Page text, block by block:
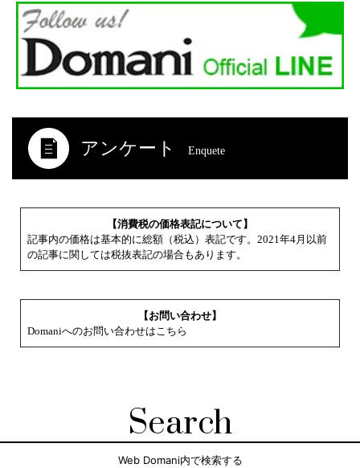
アンケート Enquete
【消費税の価格表記について】
記事内の価格は基本的に総額（税込）表記です。2021年4月以前
の記事に関しては税抜表記の場合もあります。
【お問い合わせ】
Domaniへのお問い合わせはこちら
Search
Web Domani内で検索する